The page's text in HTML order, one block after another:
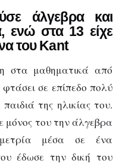
άλγεβρα και
ενώ στα 13 είχε
του Kant
στα μαθηματικά από
σε επίπεδο πολύ
της ηλικίας του.
μόνος του την άλγεβρα
μέσα σε ένα
έδωσε την δική του